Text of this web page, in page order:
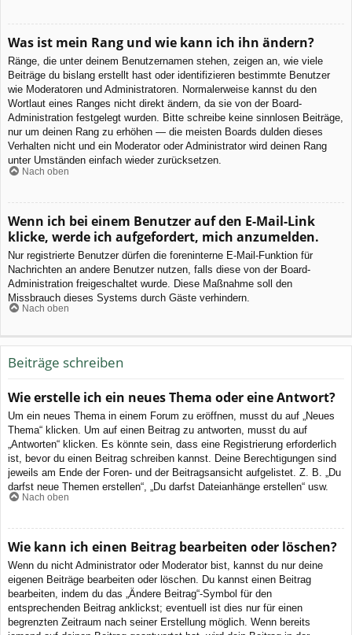
Was ist mein Rang und wie kann ich ihn ändern?
Ränge, die unter deinem Benutzernamen stehen, zeigen an, wie viele
Beiträge du bislang erstellt hast oder identifizieren bestimmte Benutzer
wie Moderatoren und Administratoren. Normalerweise kannst du den
Wortlaut eines Ranges nicht direkt ändern, da sie von der Board-
Administration festgelegt wurden. Bitte schreibe keine sinnlosen Beiträge,
nur um deinen Rang zu erhöhen — die meisten Boards dulden dieses
Verhalten nicht und ein Moderator oder Administrator wird deinen Rang
unter Umständen einfach wieder zurücksetzen.
Nach oben
Wenn ich bei einem Benutzer auf den E-Mail-Link
klicke, werde ich aufgefordert, mich anzumelden.
Nur registrierte Benutzer dürfen die foreninterne E-Mail-Funktion für
Nachrichten an andere Benutzer nutzen, falls diese von der Board-
Administration freigeschaltet wurde. Diese Maßnahme soll den
Missbrauch dieses Systems durch Gäste verhindern.
Nach oben
Beiträge schreiben
Wie erstelle ich ein neues Thema oder eine Antwort?
Um ein neues Thema in einem Forum zu eröffnen, musst du auf „Neues
Thema“ klicken. Um auf einen Beitrag zu antworten, musst du auf
„Antworten“ klicken. Es könnte sein, dass eine Registrierung erforderlich
ist, bevor du einen Beitrag schreiben kannst. Deine Berechtigungen sind
jeweils am Ende der Foren- und der Beitragsansicht aufgelistet. Z. B. „Du
darfst neue Themen erstellen“, „Du darfst Dateianhänge erstellen“ usw.
Nach oben
Wie kann ich einen Beitrag bearbeiten oder löschen?
Wenn du nicht Administrator oder Moderator bist, kannst du nur deine
eigenen Beiträge bearbeiten oder löschen. Du kannst einen Beitrag
bearbeiten, indem du das „Ändere Beitrag“-Symbol für den
entsprechenden Beitrag anklickst; eventuell ist dies nur für einen
begrenzten Zeitraum nach seiner Erstellung möglich. Wenn bereits